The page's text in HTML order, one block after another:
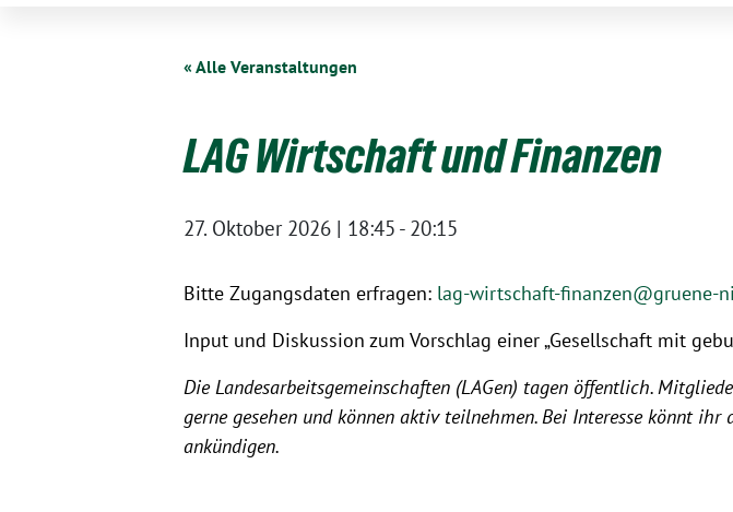
« Alle Veranstaltungen
LAG Wirtschaft und Finanzen
27. Oktober 2026 | 18:45 - 20:15
Bitte Zugangsdaten erfragen: lag-wirtschaft-finanzen@gruene-
Input und Diskussion zum Vorschlag einer „Gesellschaft mit
Die Landesarbeitsgemeinschaften (LAGen) tagen öffentlich.
gerne gesehen und können aktiv teilnehmen. Bei Interesse könnt
ankündigen.